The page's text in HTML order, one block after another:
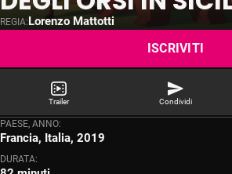
REGIA:Lorenzo Mattotti
ISCRIVITI
Trailer Condividi
PAESE, ANNO:
Francia, Italia, 2019
DURATA: